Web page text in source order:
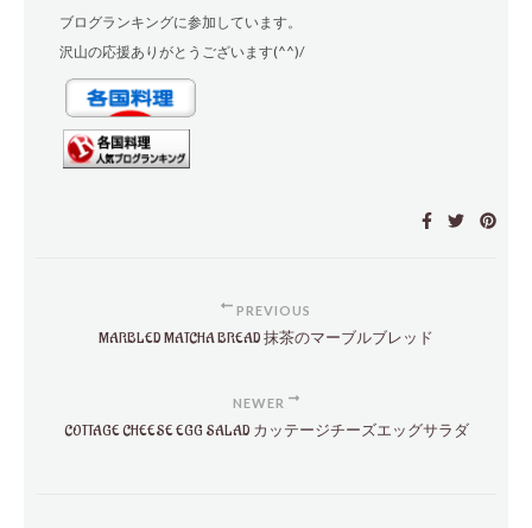
ブログランキングに参加しています。
沢山の応援ありがとうございます(^^)/
PREVIOUS
MARBLED MATCHA BREAD 抹茶のマーブルブレッド
NEWER
COTTAGE CHEESE EGG SALAD カッテージチーズエッグサラダ